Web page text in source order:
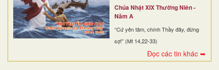
Chúa Nhật XIX Thường Niên -
Năm A
“Cứ yên tâm, chính Thầy đây, đừng
sợ!” (Mt 14,22-33)
Đọc các tin khác ➥
BAN MỤC VỤ
ĐOÀN THỂ CG
ĐIỂM HÀNH HƯƠNG